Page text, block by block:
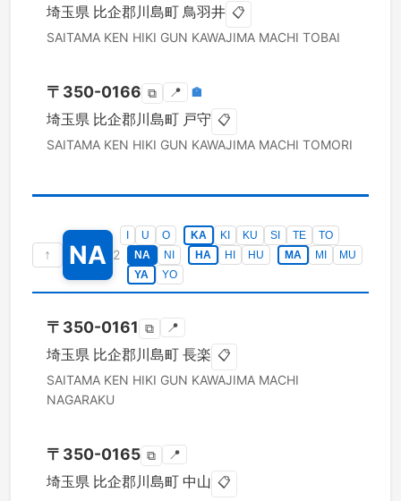
埼玉県 比企郡川島町 鳥羽井 📋
SAITAMA KEN HIKI GUN KAWAJIMA MACHI TOBAI
〒 350-0166 ⧉ 📍 🏣
埼玉県 比企郡川島町 戸守 📋
SAITAMA KEN HIKI GUN KAWAJIMA MACHI TOMORI
↑ NA 2
U O KA KI KU SI TE
TO
NA
NI HA HI HU MA MI
MU
YA
YO
〒 350-0161 ⧉ 📍
埼玉県 比企郡川島町 長楽 📋
SAITAMA KEN HIKI GUN KAWAJIMA MACHI
NAGARAKU
〒 350-0165 ⧉ 📍
埼玉県 比企郡川島町 中山 📋